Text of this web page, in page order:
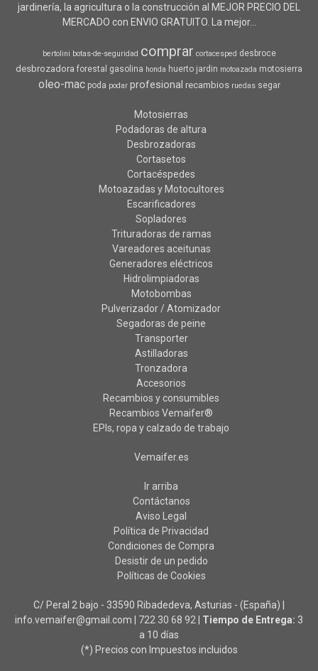
jardinería, la agricultura o la construcción al MEJOR PRECIO DEL
MERCADO con ENVIO GRATUITO. La mejor...
bertolini botas-de-seguridad comprar cortacesped desbroce
desbrozadora forestal gasolina honda huerto jardin motoazada motosierra
oleo-mac poda podar profesional recambios ruedas segar
Motosierras
Podadoras de altura
Desbrozadoras
Cortasetos
Cortacéspedes
Motoazadas y Motocultores
Escarificadores
Sopladores
Trituradoras de ramas
Vareadores aceitunas
Generadores eléctricos
Hidrolimpiadoras
Motobombas
Pulverizador / Atomizador
Segadoras de peine
Transporter
Astilladoras
Tronzadora
Accesorios
Recambios y consumibles
Recambios Vemaifer®
EPIs, ropa y calzado de trabajo
Vemaifer.es
Ir arriba
Contáctanos
Aviso Legal
Política de Privacidad
Condiciones de Compra
Desistir de un pedido
Políticas de Cookies
C/ Peral 2 bajo - 33590 Ribadedeva, Asturias - (España) |
info.vemaifer@gmail.com | 722 30 68 92 Tiempo de Entrega: 3
a 10 días
(*) Precios con Impuestos incluidos